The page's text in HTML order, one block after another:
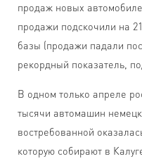
продаж новых
продажи подскочили на
базы (продажи падали
рекордный показатель,
В одном только апреле
тысячи автомашин
востребованной
которую собирают в